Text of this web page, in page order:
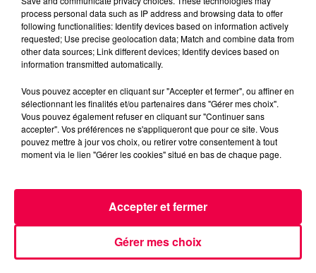
NATHAN SLAMA
QUIZZ TONIC avec Emmanuel de Chatel-sur-
Moselle (11/06)
0:00 3 min 1 sec
11 juin 2026 - 3 min 1 sec
SUR-MOSELLE (11/06)
QUIZZ TONIC avec Emmanuel de Chatel-sur-Moselle
(11/06)
process personal data such as IP address and browsing data to offer
following functionalities: Identify devices based on information actively
requested; Use precise geolocation data; Match and combine data from
other data sources; Link different devices; Identify devices based on
information transmitted automatically.
Vous pouvez accepter en cliquant sur "Accepter et fermer", ou affiner en
sélectionnant les finalités et/ou partenaires dans "Gérer mes choix".
Vous pouvez également refuser en cliquant sur "Continuer sans
accepter". Vos préférences ne s'appliqueront que pour ce site. Vous
pouvez mettre à jour vos choix, ou retirer votre consentement à tout
moment via le lien "Gérer les cookies" situé en bas de chaque page.
Gérer mes choix
Accepter et fermer